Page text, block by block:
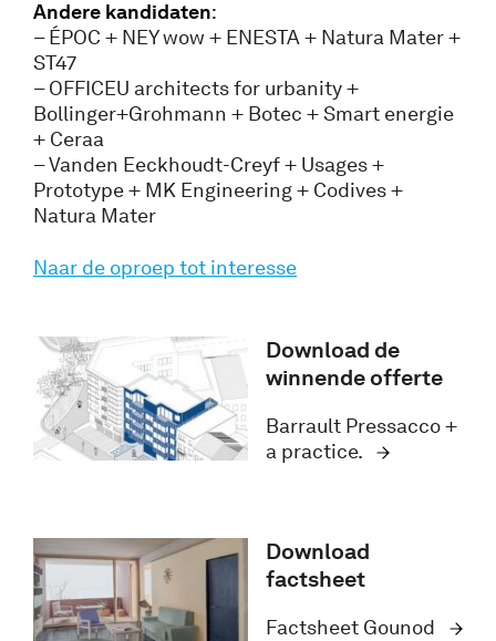
Andere kandidaten:
– ÉPOC + NEY wow + ENESTA + Natura Mater +
ST47
– OFFICEU architects for urbanity +
Bollinger+Grohmann + Botec + Smart energie
+ Ceraa
– Vanden Eeckhoudt-Creyf + Usages +
Prototype + MK Engineering + Codives +
Natura Mater
Naar de oproep tot interesse
Download de
winnende offerte
Barrault Pressacco +
a practice.
Download
factsheet
Factsheet Gounod